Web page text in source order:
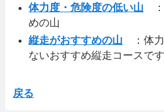
体力度・危険度の低い山 ：
めの山
縦走がおすすめの山 ：体力
ないおすすめ縦走コースです
戻る